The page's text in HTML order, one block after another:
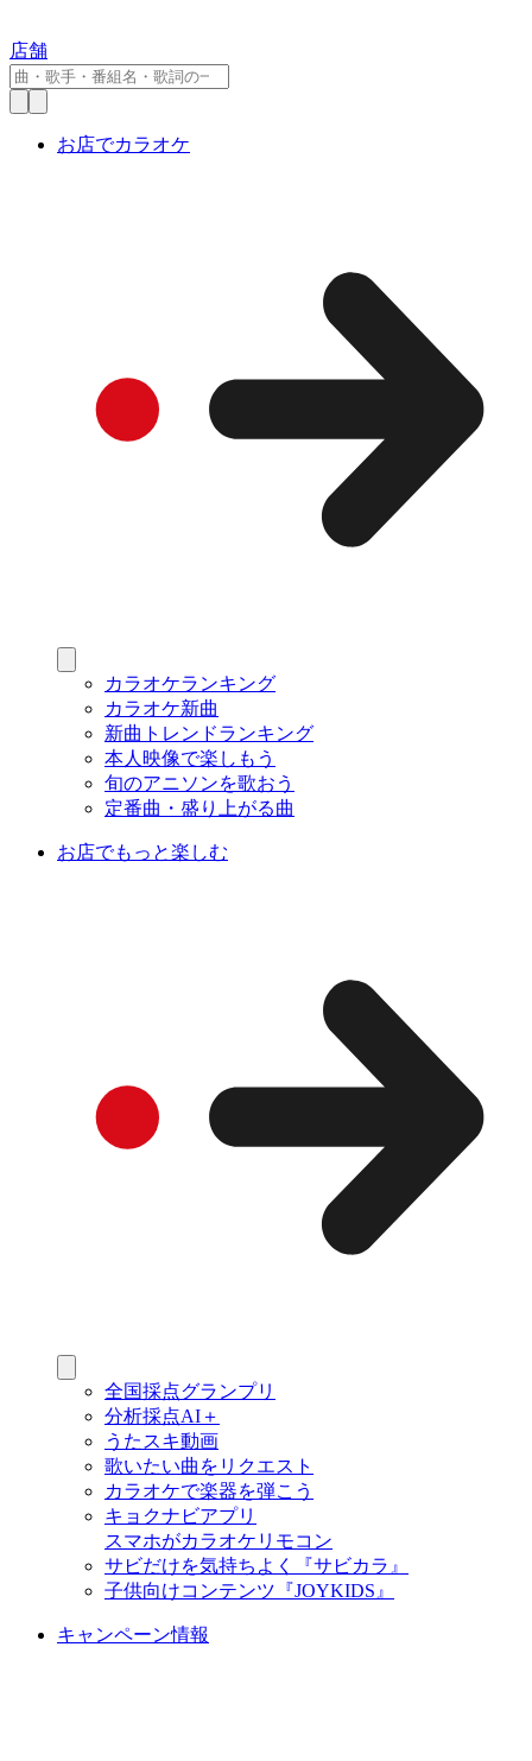
店舗
お店でカラオケ
カラオケランキング
カラオケ新曲
新曲トレンドランキング
本人映像で楽しもう
旬のアニソンを歌おう
定番曲・盛り上がる曲
お店でもっと楽しむ
全国採点グランプリ
分析採点AI＋
うたスキ動画
歌いたい曲をリクエスト
カラオケで楽器を弾こう
キョクナビアプリ
スマホがカラオケリモコン
サビだけを気持ちよく『サビカラ』
子供向けコンテンツ『JOYKIDS』
キャンペーン情報